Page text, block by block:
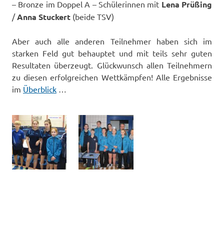
– Bronze im Doppel A – Schülerinnen mit Lena Prüßing
/Anna Stuckert (beide TSV)
Aber auch alle anderen Teilnehmer haben sich im
starken Feld gut behauptet und mit teils sehr guten
Resultaten überzeugt. Glückwunsch allen Teilnehmern
zu diesen erfolgreichen Wettkämpfen! Alle Ergebnisse
im Überblick